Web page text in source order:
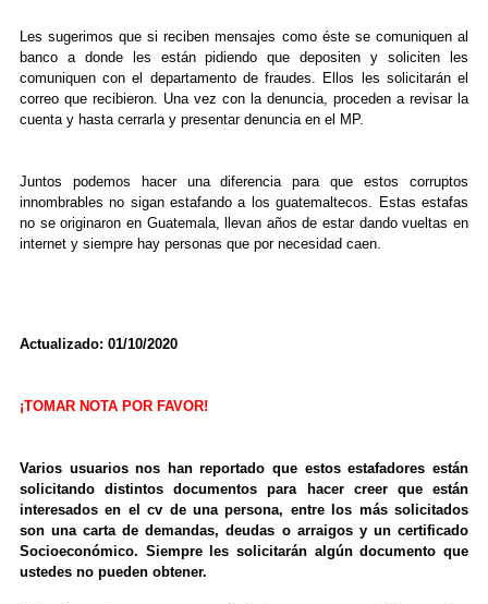
Les sugerimos que si reciben mensajes como éste se comuniquen al
banco a donde les están pidiendo que depositen y soliciten les
comuniquen con el departamento de fraudes. Ellos les solicitarán el
correo que recibieron. Una vez con la denuncia, proceden a revisar la
cuenta y hasta cerrarla y presentar denuncia en el MP.
Juntos podemos hacer una diferencia para que estos corruptos
innombrables no sigan estafando a los guatemaltecos. Estas estafas
no se originaron en Guatemala, llevan años de estar dando vueltas en
internet y siempre hay personas que por necesidad caen.
Actualizado: 01/10/2020
¡TOMAR NOTA POR FAVOR!
Varios usuarios nos han reportado que estos estafadores están
solicitando distintos documentos para hacer creer que están
interesados en el cv de una persona, entre los más solicitados
son una carta de demandas, deudas o arraigos y un certificado
Socioeconómico. Siempre les solicitarán algún documento que
ustedes no pueden obtener.